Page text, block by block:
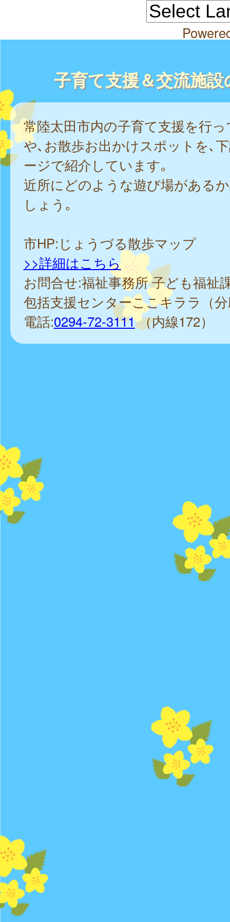
子育て支援＆交流施設
常陸太田市内の子育て支援を行
や､お散歩お出かけスポットを､
ージで紹介しています｡
近所にどのような遊び場がある
しょう｡
市HP:じょうづる散歩マップ
>>詳細はこちら
お問合せ:福祉事務所 子ども福祉
包括支援センターここキララ（
電話:0294-72-3111（内線172）